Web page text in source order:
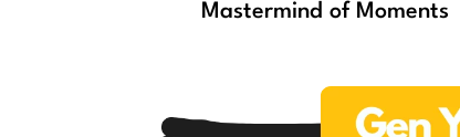
Mastermind of Moments